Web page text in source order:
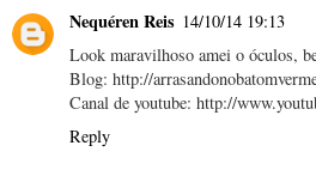
Nequéren Reis 14/10/14 19:13
Look maravilhoso amei o óculos,
Blog: http://
Canal de youtube: http://
Reply